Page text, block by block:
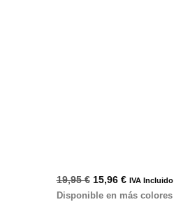
19,95€ 15,96 € IVA Incluido
Disponible en más colores